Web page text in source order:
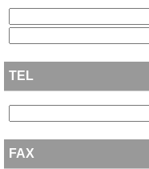
TEL
FAX